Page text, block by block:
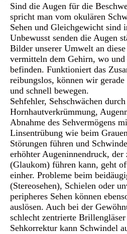
Sind die Augen für die
spricht man vom okulären
Sehen und Gleichgewicht sind
Unbewusst senden die Augen
Bilder unserer Umwelt an
vermitteln dem Gehirn, wo
befinden. Funktioniert das
reibungslos, können wir gerade
und schnell bewegen.
Sehfehler, Sehschwächen
Hornhautverkrümmung,
Abnahme des Sehvermögens
Linsentrübung wie beim
Störungen führen und
erhöhter Augeninnendruck, der
(Glaukom) führen kann, geht
einher. Probleme beim
(Stereosehen), Schielen oder
peripheres Sehen können
auslösen. Auch bei der
schlecht zentrierte
Sehkorrektur kann Schwindel